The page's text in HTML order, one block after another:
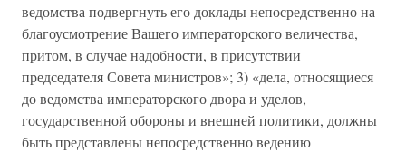
ведомства подвергнуть его доклады непосредственно на
благоусмотрение Вашего императорского величества,
притом, в случае надобности, в присутствии
председателя Совета министров»; 3) «дела, относящиеся
до ведомства императорского двора и уделов,
государственной обороны и внешней политики, должны
быть представлены непосредственно ведению